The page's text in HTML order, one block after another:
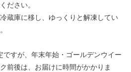
ださい。
蔵庫に移し、ゆっくりと解凍してい
ですが、年末年始・ゴールデンウイー
前後は、お届けに時間がかかりま